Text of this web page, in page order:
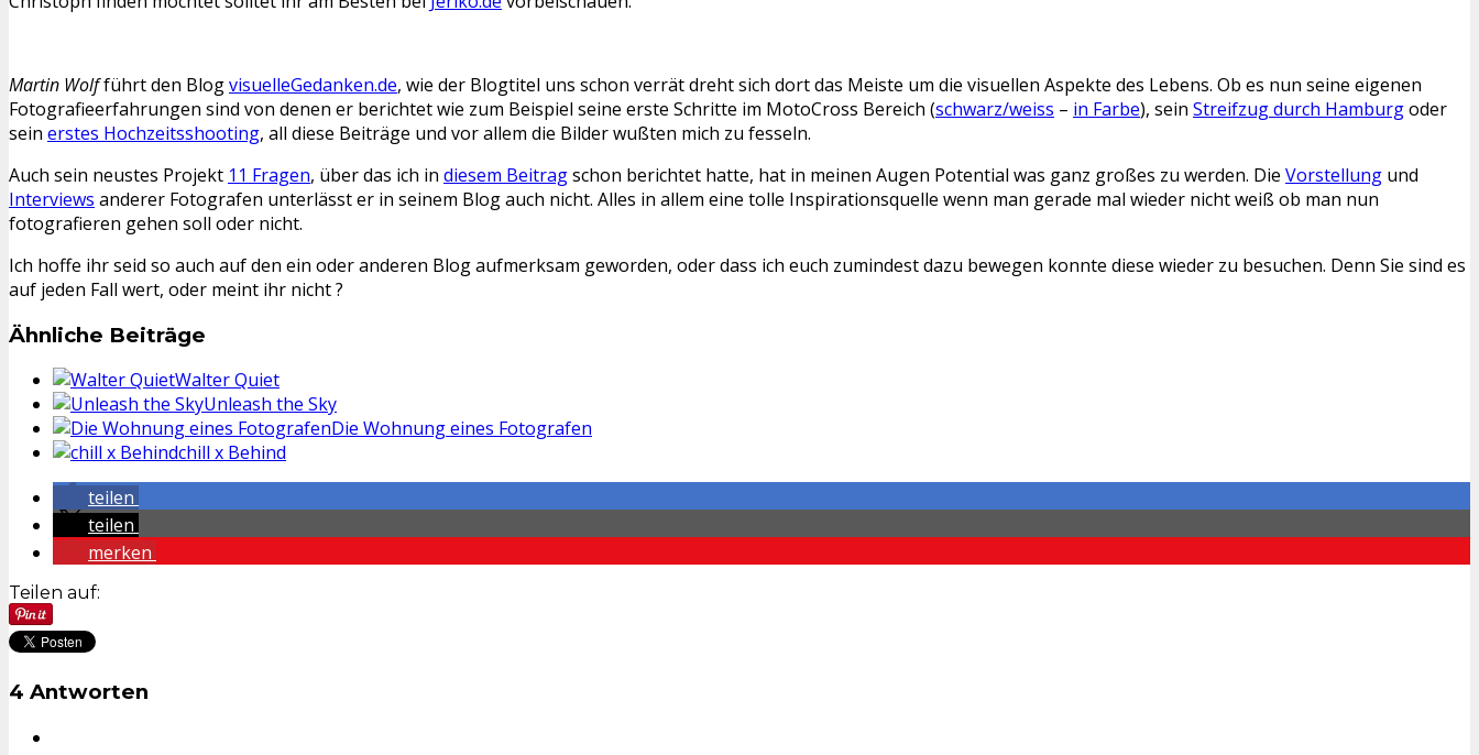
Martin Wolfführt den BlogvisuelleGedanken.de, wie der Blogtitel uns schon verrät dreht sich dort das Meiste um die visuellen Aspekte des Lebens. Ob es nun seine eigenen
Fotografieerfahrungen sind von denen er berichtet wie zum Beispiel seine erste Schritte im MotoCross Bereich (schwarz/weiss – in Farbe), sein Streifzug durch Hamburgoder
sein erstes Hochzeitsshooting, all diese Beiträge und vor allem die Bilder wußten mich zu fesseln.
Auch sein neustes Projekt 11 Fragen, über das ich in diesem Beitragschon berichtet hatte, hat in meinen Augen Potential was ganz großes zu werden. Die Vorstellung und
Interviews anderer Fotografen unterlässt er in seinem Blog auch nicht. Alles in allem eine tolle Inspirationsquelle wenn man gerade mal wieder nicht weiß ob man nun
fotografieren gehen soll oder nicht.
Ich hoffe ihr seid so auch auf den ein oder anderen Blog aufmerksam geworden, oder dass ich euch zumindest dazu bewegen konnte diese wieder zu besuchen. Denn Sie sind es
auf jeden Fall wert, oder meint ihr nicht ?
Ähnliche Beiträge
Walter Quiet
Unleash the Sky
Die Wohnung eines Fotografen
chill x Behind
teilen
teilen
merken
Teilen auf:
4 Antworten